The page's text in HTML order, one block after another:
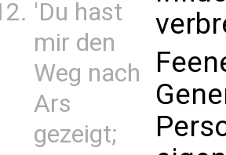
'Du hast
mir den
Weg nach
Ars
gezeigt;